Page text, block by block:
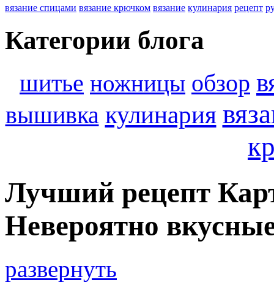
вязание спицами вязание крючком вязание кулинария рецепт
Категории блога
шитье ножницы обзор
вышивка кулинария
Лучший рецепт
Невероятно
развернуть